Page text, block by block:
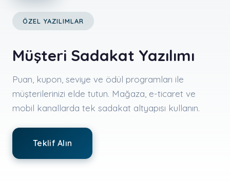
ÖZEL YAZILIMLAR
Müşteri Sadakat Yazılımı
Puan, kupon, seviye ve ödül programları ile
müşterilerinizi elde tutun. Mağaza, e-ticaret ve
mobil kanallarda tek sadakat altyapısı kullanın.
Teklif Alın